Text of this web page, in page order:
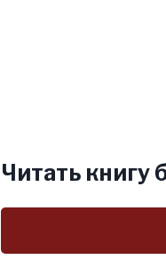
Читать книгу